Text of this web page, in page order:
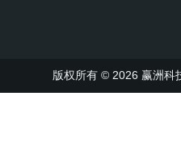
版权所有 © 2026 赢洲